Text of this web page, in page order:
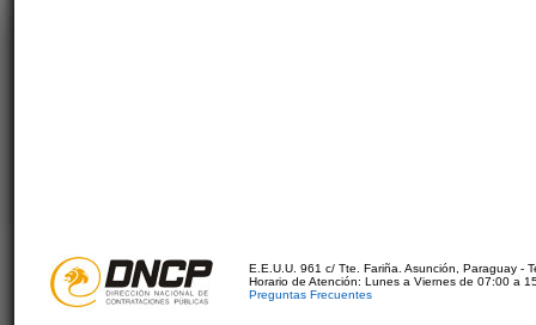
E.E.U.U. 961 c/ Tte. Fariña. Asunción, Paraguay -
Horario de Atención: Lunes a Viernes de 07:00 a
Preguntas Frecuentes